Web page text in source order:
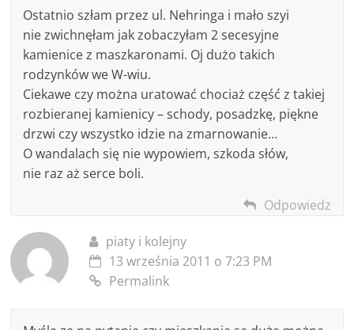
Ostatnio szłam przez ul. Nehringa i mało szyi
nie zwichnęłam jak zobaczyłam 2 secesyjne
kamienice z maszkaronami. Oj dużo takich
rodzynków we W-wiu.
Ciekawe czy można uratować chociaż część z takiej
rozbieranej kamienicy – schody, posadzkę, piękne
drzwi czy wszystko idzie na zmarnowanie…
O wandalach się nie wypowiem, szkoda słów,
nie raz aż serce boli.
Odpowiedz
piaty i kolejny
13 września 2011 o 7:23 PM
Permalink